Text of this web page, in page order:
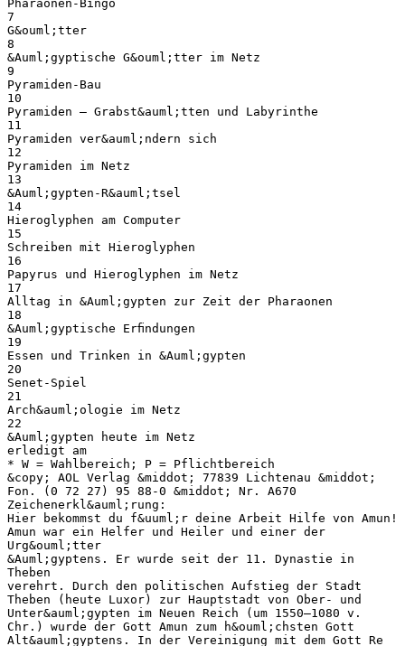
Pharaonen-Bingo
7
G&ouml;tter
8
&Auml;gyptische G&ouml;tter im Netz
9
Pyramiden-Bau
10
Pyramiden – Grabst&auml;tten und Labyrinthe
11
Pyramiden ver&auml;ndern sich
12
Pyramiden im Netz
13
&Auml;gypten-R&auml;tsel
14
Hieroglyphen am Computer
15
Schreiben mit Hieroglyphen
16
Papyrus und Hieroglyphen im Netz
17
Alltag in &Auml;gypten zur Zeit der Pharaonen
18
&Auml;gyptische Erﬁndungen
19
Essen und Trinken in &Auml;gypten
20
Senet-Spiel
21
Arch&auml;ologie im Netz
22
&Auml;gypten heute im Netz
erledigt am
* W = Wahlbereich; P = Pflichtbereich
&copy; AOL Verlag &middot; 77839 Lichtenau &middot;
Fon. (0 72 27) 95 88-0 &middot; Nr. A670
Zeichenerkl&auml;rung:
Hier bekommst du f&uuml;r deine Arbeit Hilfe von Amun!
Amun war ein Helfer und Heiler und einer der
Urg&ouml;tter
&Auml;gyptens. Er wurde seit der 11. Dynastie in
Theben
verehrt. Durch den politischen Aufstieg der Stadt
Theben (heute Luxor) zur Hauptstadt von Ober- und
Unter&auml;gypten im Neuen Reich (um 1550–1080 v.
Chr.) wurde der Gott Amun zum h&ouml;chsten Gott
Alt&auml;gyptens. In der Vereinigung mit dem Gott Re